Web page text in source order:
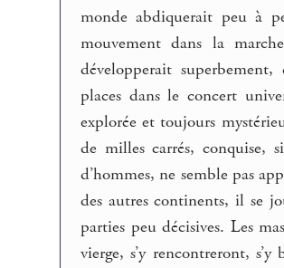
monde abdiquerait peu à
mouvement dans la
développerait
places dans le concert
explorée et toujours
de milles carrés, conquise,
d’hommes, ne semble pas
des autres continents, il se
parties peu décisives. Les
vierge, s’y rencontreront,